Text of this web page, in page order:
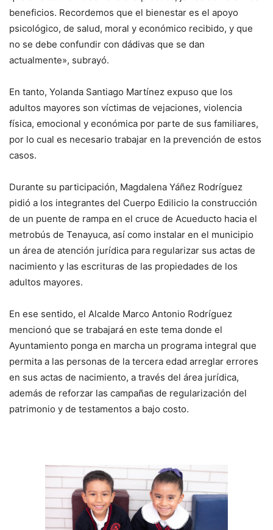
beneficios. Recordemos que el bienestar es el apoyo
psicológico, de salud, moral y económico recibido, y que
no se debe confundir con dádivas que se dan
actualmente», subrayó.
En tanto, Yolanda Santiago Martínez expuso que los
adultos mayores son víctimas de vejaciones, violencia
física, emocional y económica por parte de sus familiares,
por lo cual es necesario trabajar en la prevención de estos
casos.
Durante su participación, Magdalena Yáñez Rodríguez
pidió a los integrantes del Cuerpo Edilicio la construcción
de un puente de rampa en el cruce de Acueducto hacia el
metrobús de Tenayuca, así como instalar en el municipio
un área de atención jurídica para regularizar sus actas de
nacimiento y las escrituras de las propiedades de los
adultos mayores.
En ese sentido, el Alcalde Marco Antonio Rodríguez
mencionó que se trabajará en este tema donde el
Ayuntamiento ponga en marcha un programa integral que
permita a las personas de la tercera edad arreglar errores
en sus actas de nacimiento, a través del área jurídica,
además de reforzar las campañas de regularización del
patrimonio y de testamentos a bajo costo.